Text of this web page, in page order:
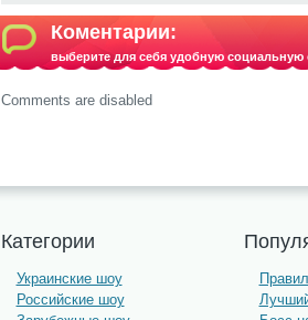
Коментарии:
выберите для себя удобную социальную
Comments are disabled
Категории
Украинские шоу
Российские шоу